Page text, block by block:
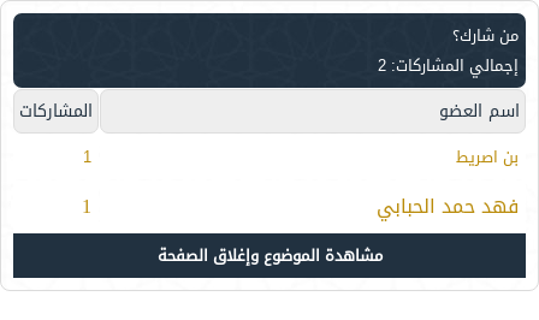
من شارك؟
إجمالي المشاركات: 2
اسم العضو المشاركات
بن اصريط 1
فهد حمد الحبابي 1
مشاهدة الموضوع وإغلاق الصفحة